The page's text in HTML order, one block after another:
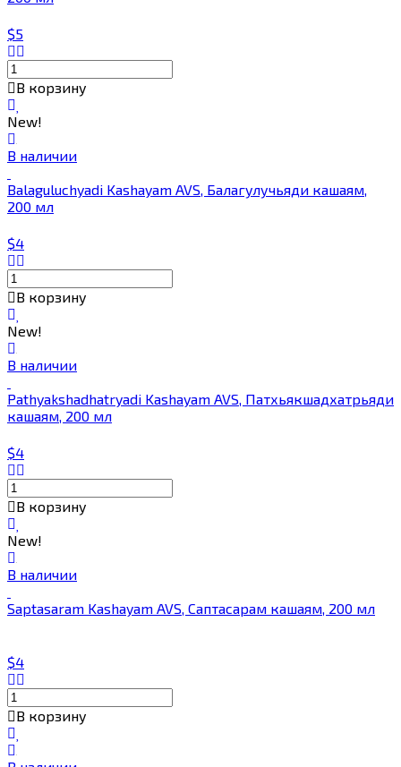
$5
В корзину
New!
В наличии
Balaguluchyadi Kashayam AVS, Балагулучьяди кашаям,
200 мл
$4
В корзину
New!
В наличии
Pathyakshadhatryadi Kashayam AVS, Патхьякшадхатрьяди
кашаям, 200 мл
$4
В корзину
New!
В наличии
Saptasaram Kashayam AVS, Саптасарам кашаям, 200 мл
$4
В корзину